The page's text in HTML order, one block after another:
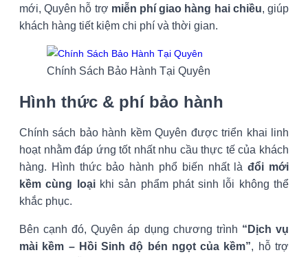
mới, Quyên hỗ trợ miễn phí giao hàng hai chiều, giúp
khách hàng tiết kiệm chi phí và thời gian.
Chính Sách Bảo Hành Tại Quyên
Hình thức & phí bảo hành
Chính sách bảo hành kềm Quyên được triển khai linh
hoạt nhằm đáp ứng tốt nhất nhu cầu thực tế của khách
hàng. Hình thức bảo hành phổ biến nhất làđổi mới
kềm cùng loạikhi sản phẩm phát sinh lỗi không thể
khắc phục.
Bên cạnh đó, Quyên áp dụng chương trình “Dịch vụ
mài kềm – Hồi Sinh độ bén ngọt của kềm”, hỗ trợ